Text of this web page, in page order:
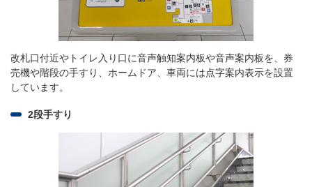
改札口付近やトイレ入り口に音声触知案内板や音声案内板を、券
売機や階段の手すり、ホームドア、車両には点字案内表示を設置
しています。
2段手すり